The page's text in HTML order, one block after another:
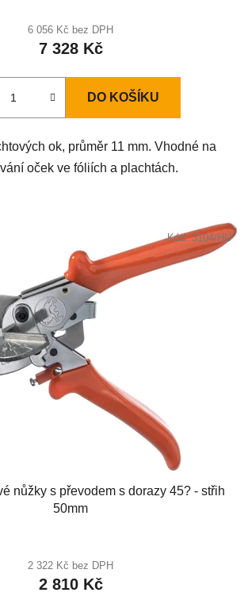
6 056 Kč bez DPH
7 328 Kč
DO KOŠÍKU
ok, průměr 11 mm. Vhodné na
oček ve fóliích a plachtách.
nůžky s převodem s dorazy 45? - střih
50mm
2 322 Kč bez DPH
2 810 Kč
Kód:3104/HU